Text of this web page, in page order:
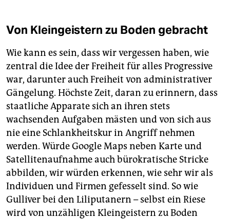
Von Kleingeistern zu Boden gebracht
Wie kann es sein, dass wir vergessen haben, wie
zentral die Idee der Freiheit für alles Progressive
war, darunter auch Freiheit von administrativer
Gängelung. Höchste Zeit, daran zu erinnern, dass
staatliche Apparate sich an ihren stets
wachsenden Aufgaben mästen und von sich aus
nie eine Schlankheitskur in Angriff nehmen
werden. Würde Google Maps neben Karte und
Satellitenaufnahme auch bürokratische Stricke
abbilden, wir würden erkennen, wie sehr wir als
Individuen und Firmen gefesselt sind. So wie
Gulliver bei den Liliputanern – selbst ein Riese
wird von unzähligen Kleingeistern zu Boden